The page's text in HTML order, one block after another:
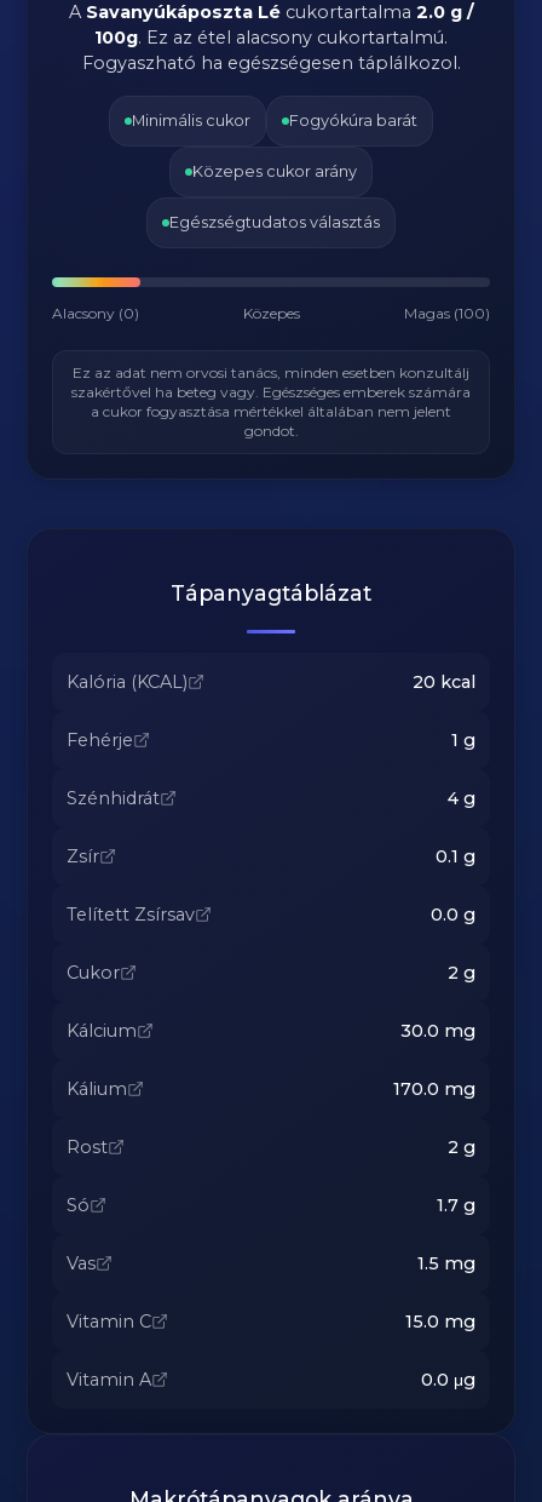
A Savanyúkáposzta Lécukortartalma 2.0 g /
100g. Ez az étel alacsony cukortartalmú.
Fogyaszható ha egészségesen táplálkozol.
Minimális cukor Fogyókúra barát
Közepes cukor arány
Egészségtudatos választás
Alacsony (0) Közepes Magas (100)
Ez az adat nem orvosi tanács, minden esetben konzultálj
szakértővel ha beteg vagy. Egészséges emberek számára
a cukor fogyasztása mértékkel általában nem jelent
gondot.
Tápanyagtáblázat
Kalória (KCAL) 20 kcal
Fehérje 1 g
Szénhidrát 4g
Zsír 0.1 g
Telített Zsírsav 0.0 g
Cukor 2 g
Kálcium 30.0 mg
Kálium 170.0 mg
Rost 2 g
Só 1.7g
Vas 1.5 mg
Vitamin C 15.0 mg
Vitamin A 0.0 μg